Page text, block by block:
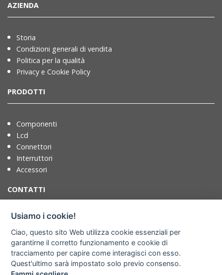
AZIENDA
Storia
Condizioni generali di vendita
Politica per la qualità
Privacy e Cookie Policy
PRODOTTI
Componenti
Lcd
Connettori
Interruttori
Accessori
CONTATTI
T. +39 071721091
F. +39 0717210922
info@adimpex.it
Dove siamo
Usiamo i cookie!
Ciao, questo sito Web utilizza cookie essenziali per
garantirne il corretto funzionamento e cookie di
tracciamento per capire come interagisci con esso.
Quest'ultimo sarà impostato solo previo consenso.